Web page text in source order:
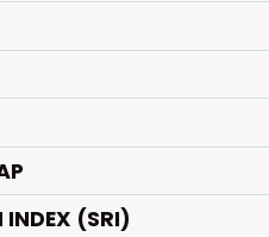
INDEX (SRI)